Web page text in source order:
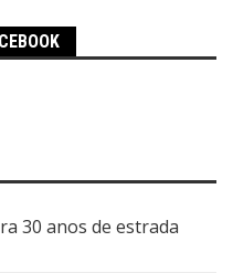
30 anos de estrada